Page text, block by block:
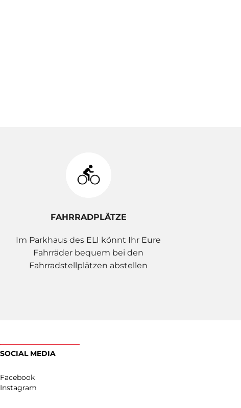
FAHRRADPLÄTZE
Im Parkhaus des ELI könnt Ihr Eure
Fahrräder bequem bei den
Fahrradstellplätzen abstellen